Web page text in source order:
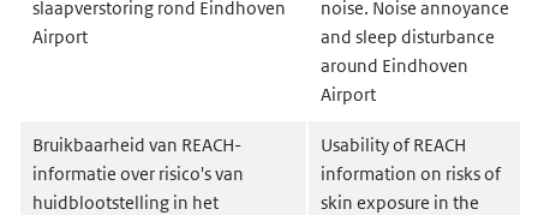
slaapverstoring rond Eindhoven
Airport
noise. Noise annoyance
and sleep disturbance
around Eindhoven
Airport
Bruikbaarheid van REACH-
informatie over risico's van
huidblootstelling in het
Usability of REACH
information on risks of
skin exposure in the